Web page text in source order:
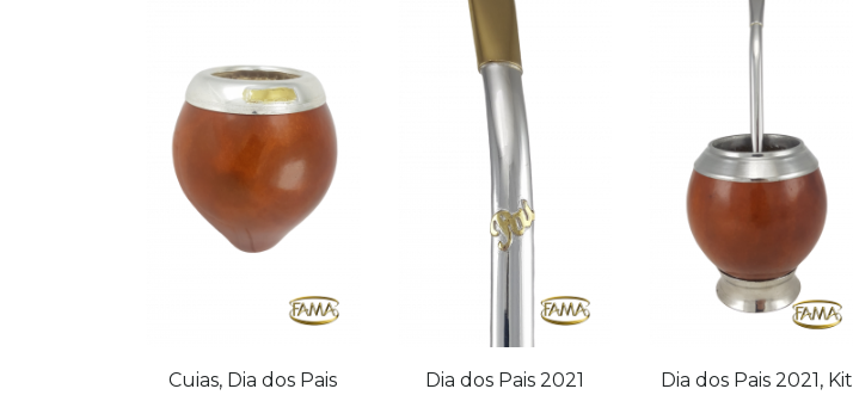
Cuias, Dia dos Pais
Dia dos Pais 2021
Dia dos Pais 2021, Kit